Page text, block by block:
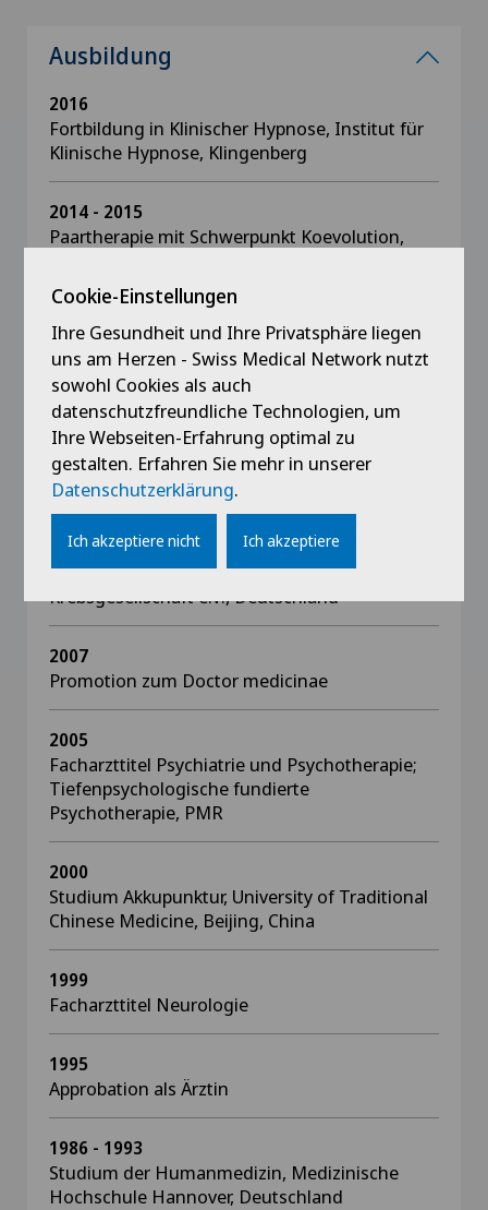
Ausbildung
2016
Fortbildung in Klinischer Hypnose, Institut für
Klinische Hypnose, Klingenberg
2014 - 2015
Paartherapie mit Schwerpunkt Koevolution,
Zürich
2011
Ausbildung Trainerin Kontrolliertes Trinken (kT)
und Kontrolle im selbstbestimmten
Substanzkonsum (KISS), GK Quest Akademie,
Heidelberg, Deutschland
2010
Hamburg, Zertifikat Weiterbildung
Psychosoziale Onkologie der Deutschen
Krebsgesellschaft e.V., Deutschland
2007
Promotion zum Doctor medicinae
2005
Facharzttitel Psychiatrie und Psychotherapie;
Tiefenpsychologische fundierte
Psychotherapie, PMR
2000
Studium Akkupunktur, University of Traditional
Chinese Medicine, Beijing, China
1999
Facharzttitel Neurologie
1995
Approbation als Ärztin
1986 - 1993
Studium der Humanmedizin, Medizinische
Hochschule Hannover, Deutschland
Cookie-Einstellungen
Ihre Gesundheit und Ihre Privatsphäre liegen
uns am Herzen - Swiss Medical Network nutzt
sowohl Cookies als auch
datenschutzfreundliche Technologien, um
Ihre Webseiten-Erfahrung optimal zu
gestalten. Erfahren Sie mehr in unserer
Datenschutzerklärung.
Ich akzeptiere nicht Ich akzeptiere